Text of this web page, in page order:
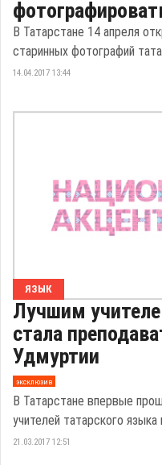
В Татарстане 14 апреля
старинных фотографий
14.04.2017 13:44
ЯЗЫК
Лучшим
стала
Удмуртии
эксклюзив
В Татарстане впервые
учителей татарского языка
21.03.2017 12:51